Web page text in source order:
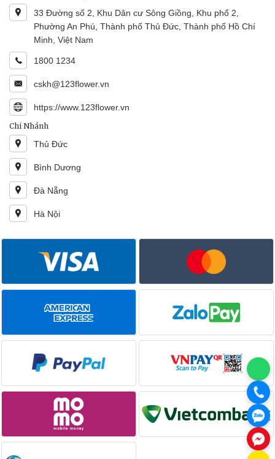
33 Đường số 2, Khu Dân cư Sông Giồng, Khu phố 2,
Phường An Phú, Thành phố Thủ Đức, Thành phố Hồ Chí
Minh, Việt Nam
1800 1234
cskh@123flower.vn
https://www.123flower.vn
Chi Nhánh
Thủ Đức
Bình Dương
Đà Nẵng
Hà Nội